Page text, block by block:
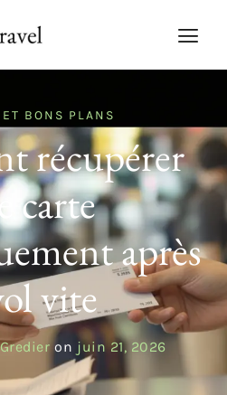
BONS PLANS
récupérer
carte
après
vite
on juin 21, 2026